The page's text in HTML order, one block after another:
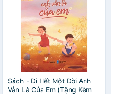
Sách - Đi Hết Một Đời Anh
Vẫn Là Của Em (Tặng Kèm